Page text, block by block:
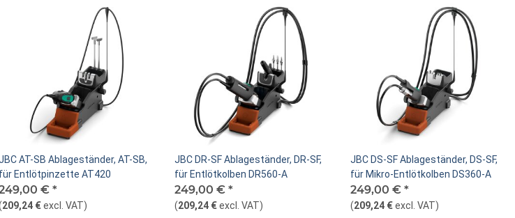
AT-SB Ablageständer, AT-SB,
für Entlötpinzette AT420
€ *
209,24 €excl. VAT)
JBC DR-SF Ablageständer, DR-SF,
für Entlötkolben DR560-A
249,00 € *
(209,24 €excl. VAT)
JBC DS-SF Ablageständer, DS-SF,
für Mikro-Entlötkolben DS360-A
249,00 € *
(209,24 €excl. VAT)